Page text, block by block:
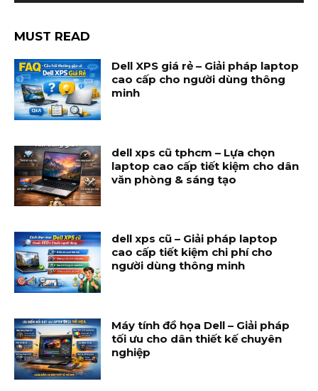
MUST READ
Dell XPS giá rẻ – Giải pháp laptop
cao cấp cho người dùng thông
minh
dell xps cũ tphcm – Lựa chọn
laptop cao cấp tiết kiệm cho dân
văn phòng & sáng tạo
dell xps cũ – Giải pháp laptop
cao cấp tiết kiệm chi phí cho
người dùng thông minh
Máy tính đồ họa Dell – Giải pháp
tối ưu cho dân thiết kế chuyên
nghiệp